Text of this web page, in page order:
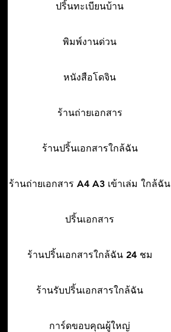
ปริ้นทะเบียนบ้าน
พิมพ์งานด่วน
หนังสือโดจิน
ร้านถ่ายเอกสาร
ร้านปริ้นเอกสารใกล้ฉัน
ร้านถ่ายเอกสาร A4 A3 เข้าเล่ม ใกล้ฉัน
ปริ้นเอกสาร
ร้านปริ้นเอกสารใกล้ฉัน 24 ชม
ร้านรับปริ้นเอกสารใกล้ฉัน
การ์ดขอบคุณผู้ใหญ่